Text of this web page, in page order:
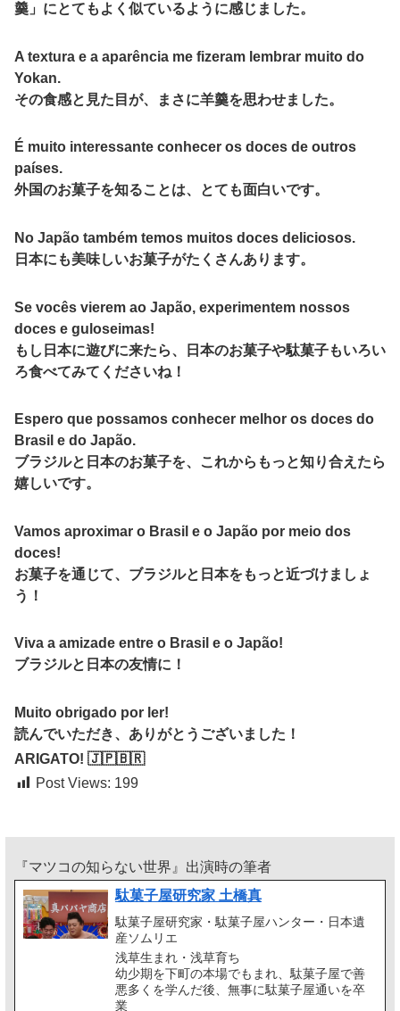
羹」にとてもよく似ているように感じました。
A textura e a aparência me fizeram lembrar muito do
Yokan.
その食感と見た目が、まさに羊羹を思わせました。
É muito interessante conhecer os doces de outros
países.
外国のお菓子を知ることは、とても面白いです。
No Japão também temos muitos doces deliciosos.
日本にも美味しいお菓子がたくさんあります。
Se vocês vierem ao Japão, experimentem nossos
doces e guloseimas!
もし日本に遊びに来たら、日本のお菓子や駄菓子もいろい
ろ食べてみてくださいね！
Espero que possamos conhecer melhor os doces do
Brasil e do Japão.
ブラジルと日本のお菓子を、これからもっと知り合えたら
嬉しいです。
Vamos aproximar o Brasil e o Japão por meio dos
doces!
お菓子を通じて、ブラジルと日本をもっと近づけましょ
う！
Viva a amizade entre o Brasil e o Japão!
ブラジルと日本の友情に！
Muito obrigado por ler!
読んでいただき、ありがとうございました！
ARIGATO! 🇯🇵🇧🇷
Post Views: 199
『マツコの知らない世界』出演時の筆者
駄菓子屋研究家 土橋真
駄菓子屋研究家・駄菓子屋ハンター・日本遺
産ソムリエ
浅草生まれ・浅草育ち
幼少期を下町の本場でもまれ、駄菓子屋で善
悪多くを学んだ後、無事に駄菓子屋通いを卒
業